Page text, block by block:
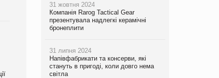
31 жовтня 2024
Компанія Rarog Tactical Gear
презентувала надлегкі керамічні
бронеплити
31 липня 2024
Напівфабрикати та консерви, які
стануть в пригоді, коли довго нема
світла